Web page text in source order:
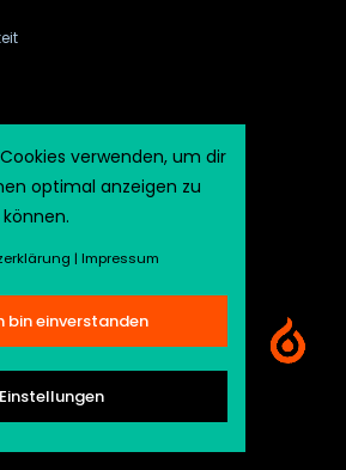
verwenden, um dir
optimal anzeigen zu
können.
|Impressum
bin einverstanden
Einstellungen